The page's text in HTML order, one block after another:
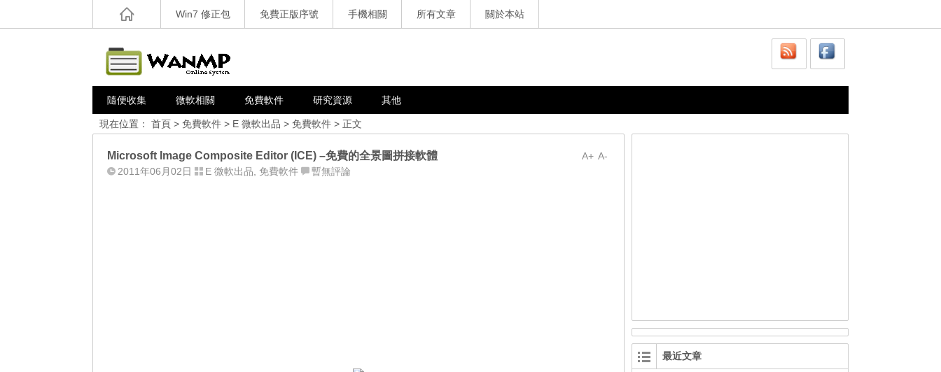
Win7 修正包 免費正版序號 手機相關 所有文章 關於本站
隨便收集 微軟相關 免費軟件 研究資源 其他
現在位置： 首頁 > 免費軟件 > E 微軟出品 > 免費軟件 > 正文
A-
A+
Microsoft Image Composite Editor (ICE) –免費的全景圖拼接軟體
2011年06月02日 E 微軟出品 免費軟件 暫無評論
最近文章